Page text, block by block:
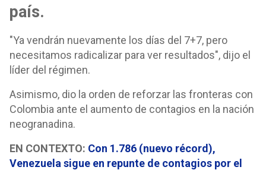
país.
"Ya vendrán nuevamente los días del 7+7, pero
necesitamos radicalizar para ver resultados", dijo el
líder del régimen.
Asimismo, dio la orden de reforzar las fronteras con
Colombia ante el aumento de contagios en la nación
neogranadina.
EN CONTEXTO: Con 1.786 (nuevo récord),
Venezuela sigue en repunte de contagios por el